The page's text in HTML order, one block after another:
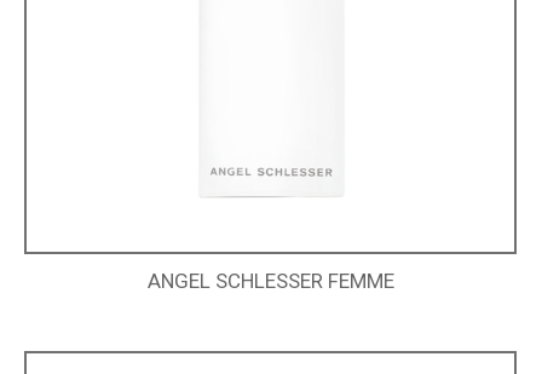
ANGEL SCHLESSER FEMME